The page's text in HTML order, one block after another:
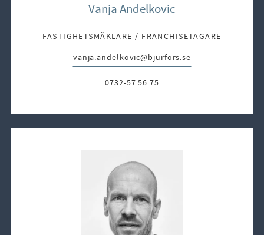
Vanja Andelkovic
FASTIGHETSMÄKLARE / FRANCHISETAGARE
E-post:
vanja.andelkovic@bjurfors.se
Telefon:
0732-57 56 75